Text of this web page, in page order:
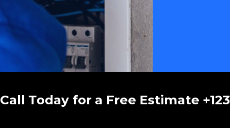
Call Today for a Free Estimate